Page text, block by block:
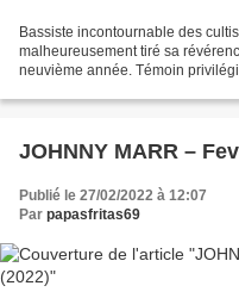
Bassiste incontournable des
malheureusement tiré sa
neuvième année. Témoin
JOHNNY MARR –
Publié le 27/02/2022 à 12:07
Par papasfritas69